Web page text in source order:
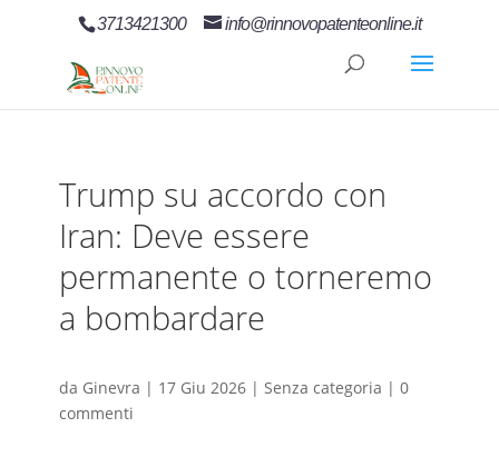
3713421300 info@rinnovopatenteonline.it
Trump su accordo con
Iran: Deve essere
permanente o torneremo
a bombardare
da Ginevra | 17 Giu 2026| Senza categoria | 0
commenti